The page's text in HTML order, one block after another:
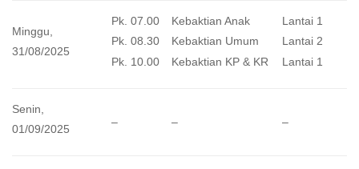
Minggu,
31/08/2025
Pk. 07.00
Pk. 08.30
Pk. 10.00
Kebaktian Anak
Kebaktian Umum
Kebaktian KP & KR
Lantai 1
Lantai 2
Lantai 1
Senin,
01/09/2025
– – –